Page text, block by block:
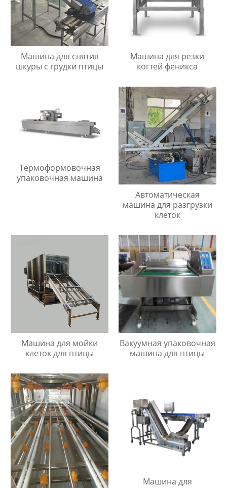
Машина для снятия
шкуры с грудки птицы
Машина для резки
когтей феникса
Термоформовочная
упаковочная машина
Автоматическая
машина для разгрузки
клеток
Машина для мойки
клеток для птицы
Вакуумная упаковочная
машина для птицы
Машина для